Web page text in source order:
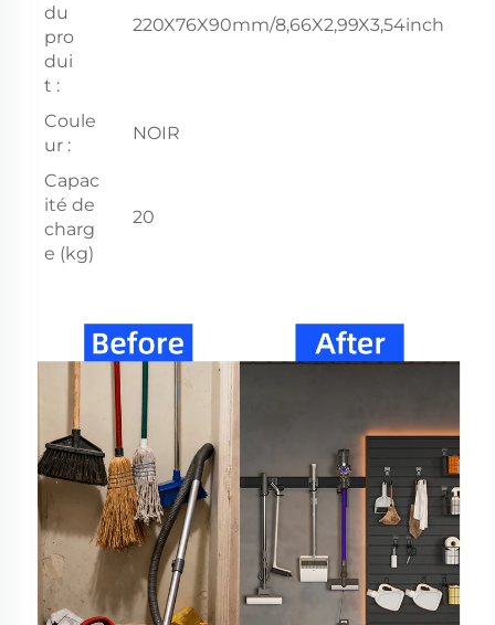
du
pro
dui
t :
220X76X90mm/8,66X2,99X3,54inch
Coule
ur :
NOIR
Capac
ité de
charg
e (kg)
20